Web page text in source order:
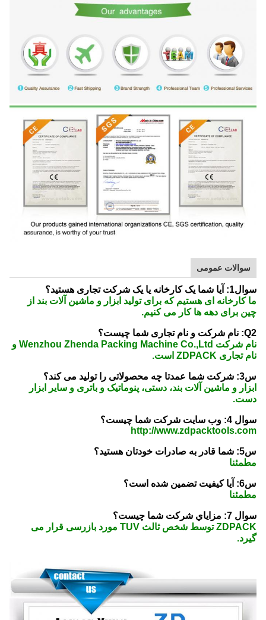
سوالات عمومی
سوال1: آیا شما یک کارخانه یا یک شرکت تجاری هستید؟
ما کارخانه ای هستیم که برای تولید ابزار و ماشین آلات بند از
چین برای دهه ها کار می کنیم.
Q2: نام شرکت و نام تجاری شما چیست؟
نام شرکت Wenzhou Zhenda Packing Machine Co.,Ltd و
نام تجاری ZDPACK است.
س3: شرکت شما عمدتا چه محصولاتی را تولید می کند؟
ابزار و ماشین آلات بند، دستی، پنوماتیک و باتری و سایر ابزار
دست.
سوال 4: وب سایت شرکت شما چیست؟
http://www.zdpacktools.com
س5: شما قادر به صادرات خودتان هستید؟
مطمئنا
س6: آیا کیفیت تضمین شده است؟
مطمئنا
سوال 7: مزاياي شرکت شما چيست؟
ZDPACK توسط شخص ثالث TUV مورد بازرسی قرار می
گیرد.